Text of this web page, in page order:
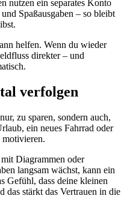
nutzen ein separates Konto
Spaßausgaben – so bleibt
helfen. Wenn du wieder
direkter – und
verfolgen
zu sparen, sondern auch,
ein neues Fahrrad oder
Diagrammen oder
langsam wächst, kann ein
Gefühl, dass deine kleinen
das stärkt das Vertrauen in die